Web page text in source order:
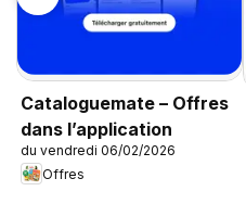
Cataloguemate – Offres
dans l’application
du vendredi 06/02/2026
Offres